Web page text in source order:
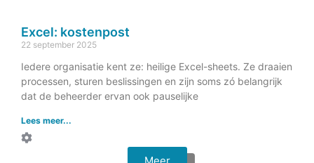
Excel: kostenpost
22 september 2025
Iedere organisatie kent ze: heilige Excel-sheets. Ze draaien
processen, sturen beslissingen en zijn soms zó belangrijk
dat de beheerder ervan ook pauselijke
Lees meer...